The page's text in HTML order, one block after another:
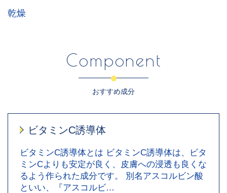
乾燥
Component
おすすめ成分
ビタミンC誘導体
ビタミンC誘導体とは ビタミンC誘導体は、ビタ
ミンCよりも安定が良く、皮膚への浸透も良くな
るよう作られた成分です。 別名アスコルビン酸
といい、『アスコルビ…